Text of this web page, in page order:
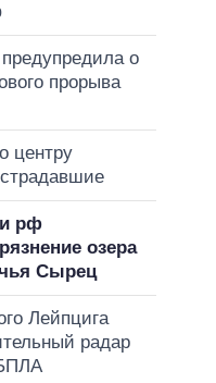
о
прорыва
центру
рф
озера
Сырец
Лейпцига
радар